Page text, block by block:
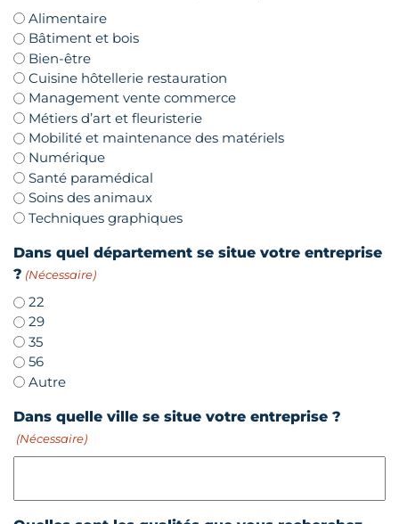
Alimentaire
Bâtiment et bois
Bien-être
Cuisine hôtellerie restauration
Management vente commerce
Métiers d’art et fleuristerie
Mobilité et maintenance des matériels
Numérique
Santé paramédical
Soins des animaux
Techniques graphiques
Dans quel département se situe votre entreprise
? (Nécessaire)
22
29
35
56
Autre
Dans quelle ville se situe votre entreprise ?
(Nécessaire)